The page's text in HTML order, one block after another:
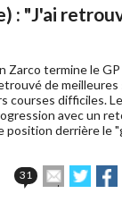
: "J'ai
Zarco termine le
de meilleures
courses difficiles.
avec un
derrière le
31
Envoyer
cet sur sur